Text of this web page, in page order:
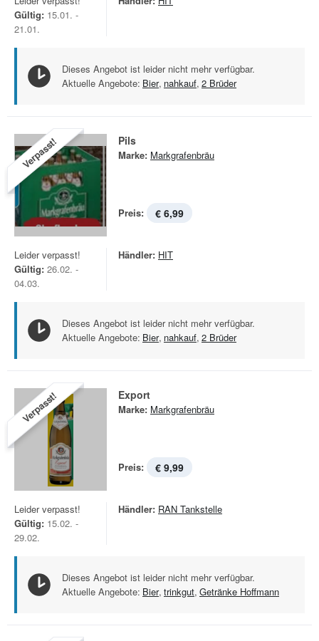
Gültig: 15.01. -
21.01.
Dieses Angebot ist leider nicht mehr verfügbar.
Aktuelle Angebote: Bier, nahkauf, 2 Brüder
Verpasst! Pils
Marke: Markgrafenbräu
Preis: € 6,99
Leider verpasst!
Gültig: 26.02. -
04.03.
Händler: HIT
Dieses Angebot ist leider nicht mehr verfügbar.
Aktuelle Angebote: Bier, nahkauf, 2 Brüder
Verpasst! Export
Marke: Markgrafenbräu
Preis: € 9,99
Leider verpasst!
Gültig: 15.02. -
29.02.
Händler: RAN Tankstelle
Dieses Angebot ist leider nicht mehr verfügbar.
Aktuelle Angebote: Bier, trinkgut, Getränke Hoffmann